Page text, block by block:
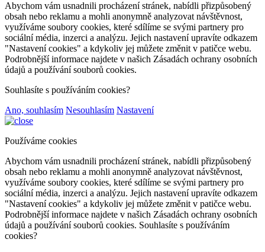
Abychom vám usnadnili procházení stránek, nabídli přizpůsobený
obsah nebo reklamu a mohli anonymně analyzovat návštěvnost,
využíváme soubory cookies, které sdílíme se svými partnery pro
sociální média, inzerci a analýzu. Jejich nastavení upravíte odkazem
"Nastavení cookies" a kdykoliv jej můžete změnit v patičce webu.
Podrobnější informace najdete v našich Zásadách ochrany osobních
údajů a používání souborů cookies.
Souhlasíte s používáním cookies?
Ano, souhlasím Nesouhlasím Nastavení
Používáme cookies
Abychom vám usnadnili procházení stránek, nabídli přizpůsobený
obsah nebo reklamu a mohli anonymně analyzovat návštěvnost,
využíváme soubory cookies, které sdílíme se svými partnery pro
sociální média, inzerci a analýzu. Jejich nastavení upravíte odkazem
"Nastavení cookies" a kdykoliv jej můžete změnit v patičce webu.
Podrobnější informace najdete v našich Zásadách ochrany osobních
údajů a používání souborů cookies. Souhlasíte s používáním
cookies?